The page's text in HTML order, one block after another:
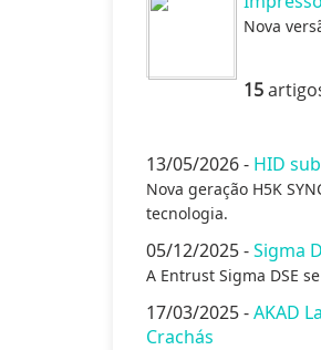
Nova
15
13/05/2026 - HID
Nova geração H5K
tecnologia.
05/12/2025 -Sigma
A Entrust Sigma DSE
17/03/2025 -AKAD
Crachás